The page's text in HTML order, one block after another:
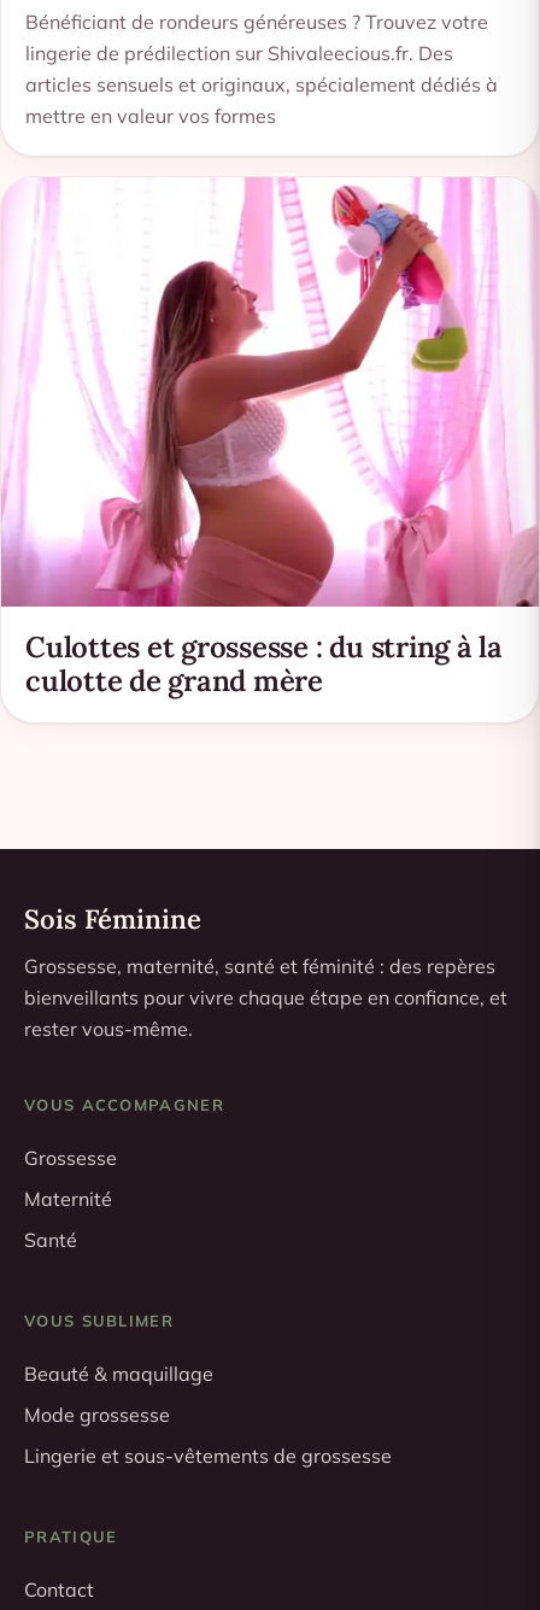
Bénéficiant de rondeurs généreuses ? Trouvez votre
lingerie de prédilection sur Shivaleecious.fr. Des
articles sensuels et originaux, spécialement dédiés à
mettre en valeur vos formes
Culottes et grossesse : du string à la
culotte de grand mère
Sois Féminine
Grossesse, maternité, santé et féminité : des repères
bienveillants pour vivre chaque étape en confiance, et
rester vous-même.
VOUS ACCOMPAGNER
Grossesse
Maternité
Santé
VOUS SUBLIMER
Beauté & maquillage
Mode grossesse
Lingerie et sous-vêtements de grossesse
PRATIQUE
Contact